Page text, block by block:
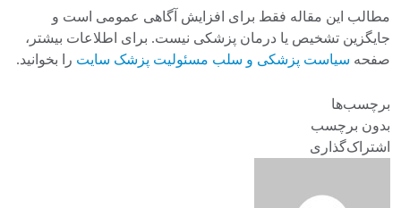
مطالب این مقاله فقط برای افزایش آگاهی عمومی است و
جایگزین تشخیص یا درمان پزشکی نیست. برای اطلاعات بیشتر،
صفحه سیاست پزشکی و سلب مسئولیت پزشک سایت را بخوانید.
برچسب‌ها
بدون برچسب
اشتراک‌گذاری